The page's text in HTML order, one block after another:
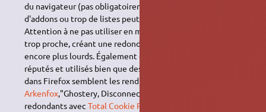
du navigateur (pas obligatoirement, car ajouter trop
d'addons ou trop de listes peut surcharger).
Attention à ne pas utiliser en même temps certains d'usage
trop proche, créant une redondance inutile voire des conflits
encore plus lourds. Également certains continuent à être
réputés et utilisés bien que des fonctionnalités intégrées
dans Firefox semblent les rendre désormais inutiles, pour
Arkenfox,"Ghostery, Disconnect, Privacy Badger, etc" sont
redondants avec Total Cookie Protection